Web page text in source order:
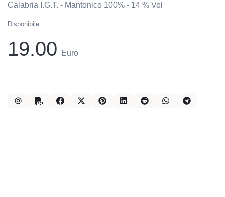
Calabria I.G.T. - Mantonico 100% - 14 % Vol
Disponibile
19.00 Euro